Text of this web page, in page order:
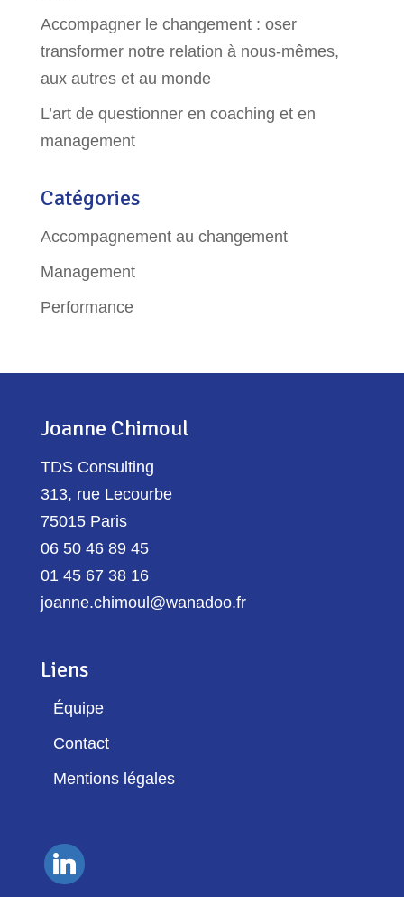
Accompagner le changement : oser
transformer notre relation à nous-mêmes,
aux autres et au monde
L’art de questionner en coaching et en
management
Catégories
Accompagnement au changement
Management
Performance
Joanne Chimoul
TDS Consulting
313, rue Lecourbe
75015 Paris
06 50 46 89 45
01 45 67 38 16
joanne.chimoul@wanadoo.fr
Liens
Équipe
Contact
Mentions légales